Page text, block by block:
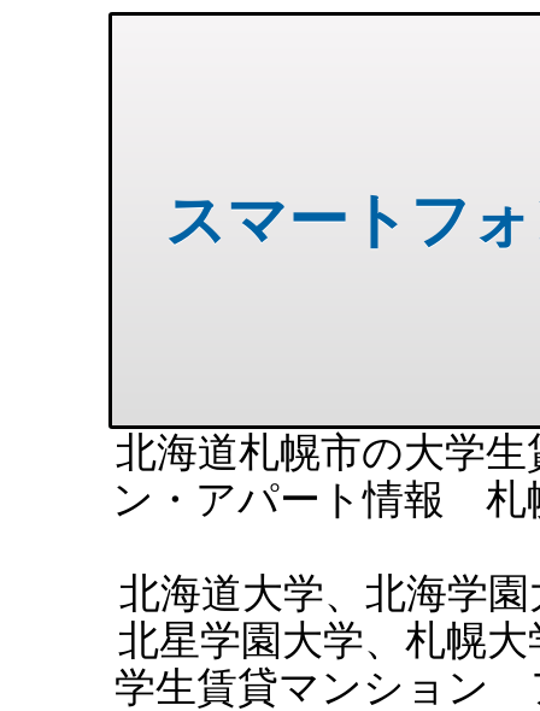
スマートフ
北海道札幌市の大学
ン・アパート情報 札
北海道大学、北海学
北星学園大学、札幌
学生賃貸マンション